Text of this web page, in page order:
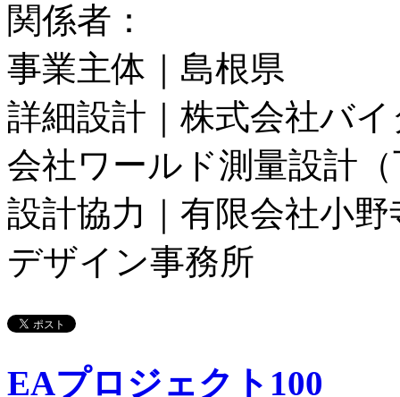
関係者：
事業主体｜島根県
詳細設計｜株式会社バ
会社ワールド測量設計
設計協力｜有限会社小
デザイン事務所
EAプロジェクト100